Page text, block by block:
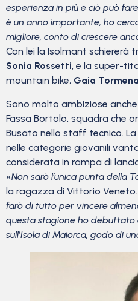
esperienza in più e ciò può
è un anno importante, ho
migliore, conto di crescere
Con lei la Isolmant schiererà
Sonia Rossetti, e la super-
mountain bike, Gaia Tormena
Sono molto ambiziose
Fassa Bortolo, squadra che
Busato nello staff tecnico.
nelle categorie giovanili
considerata in rampa di
«Non sarò l’unica punta della
la ragazza di Vittorio Veneto.
farò di tutto per vincere
questa stagione ho
sull’Isola di Maiorca, godo di